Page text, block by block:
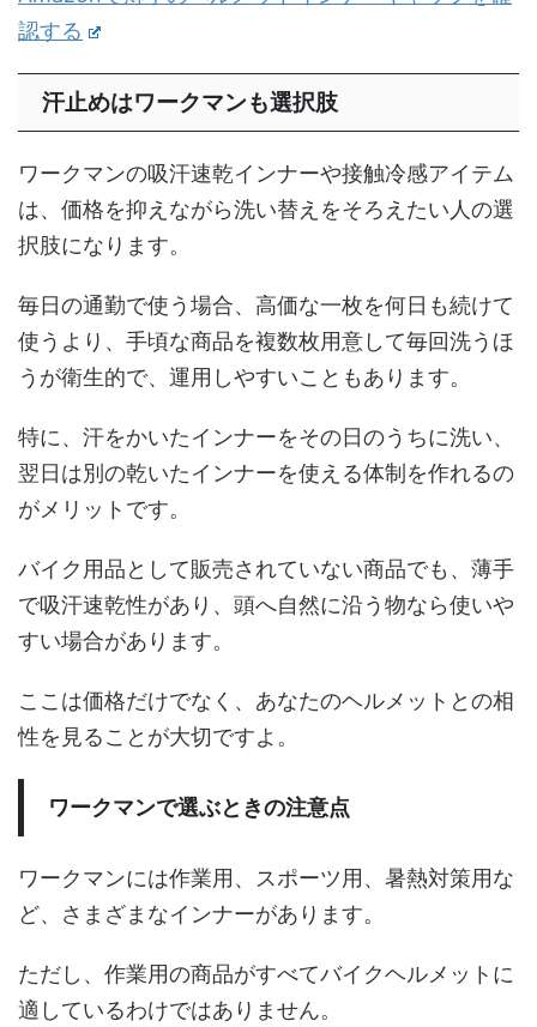
認する
汗止めはワークマンも選択肢
ワークマンの吸汗速乾インナーや接触冷感アイテム
は、価格を抑えながら洗い替えをそろえたい人の選
択肢になります。
毎日の通勤で使う場合、高価な一枚を何日も続けて
使うより、手頃な商品を複数枚用意して毎回洗うほ
うが衛生的で、運用しやすいこともあります。
特に、汗をかいたインナーをその日のうちに洗い、
翌日は別の乾いたインナーを使える体制を作れるの
がメリットです。
バイク用品として販売されていない商品でも、薄手
で吸汗速乾性があり、頭へ自然に沿う物なら使いや
すい場合があります。
ここは価格だけでなく、あなたのヘルメットとの相
性を見ることが大切ですよ。
ワークマンで選ぶときの注意点
ワークマンには作業用、スポーツ用、暑熱対策用な
ど、さまざまなインナーがあります。
ただし、作業用の商品がすべてバイクヘルメットに
適しているわけではありません。